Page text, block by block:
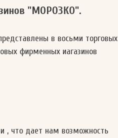
"МОРОЗКО".
в восьми торговых
фирменных иагазинов
, что дает нам возможность